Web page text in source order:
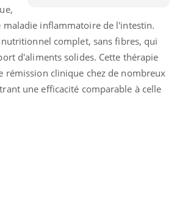
maladie inflammatoire de l'intestin.
nutritionnel complet, sans fibres, qui
d'aliments solides. Cette thérapie
rémission clinique chez de nombreux
une efficacité comparable à celle